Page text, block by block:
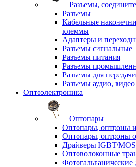
Разъемы,
Разъемы
Кабельные
клеммы
Адаптеры и
Разъемы сигнальные
Разъемы питания
Разъемы
Разъемы для
Разъемы аудио, видео
Оптоэлектроника
Оптопары
Оптопары, оптроны
Оптопары, оптроны
Драйверы IGBT/
Оптоволоконные
Фотогальванические